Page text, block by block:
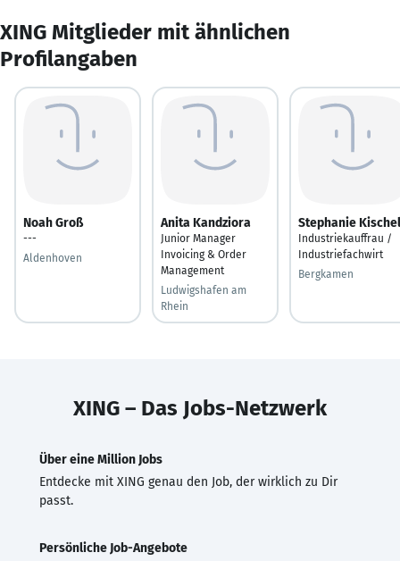
XING Mitglieder mit ähnlichen
Profilangaben
Noah Groß
---
Aldenhoven
Anita Kandziora
Junior Manager
Invoicing & Order
Management
Ludwigshafen am
Rhein
Stephanie Kischel
Industriekauffrau /
Industriefachwirt
Bergkamen
XING – Das Jobs-Netzwerk
Über eine Million Jobs
Entdecke mit XING genau den Job, der wirklich zu Dir
passt.
Persönliche Job-Angebote